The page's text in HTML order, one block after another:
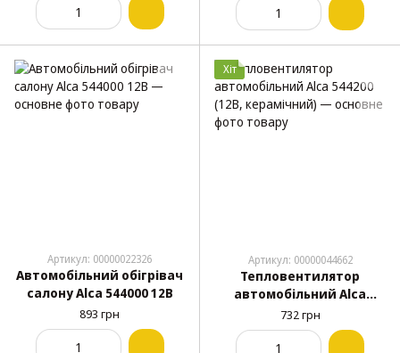
кабель (20шт/ящ)
Артикул: 00000022326
Автомобільний обігрівач
салону Alca 544000 12В
893 грн
Хіт
Артикул: 00000044662
Тепловентилятор
автомобільний Alca
544200 (12В, керамічний)
732 грн